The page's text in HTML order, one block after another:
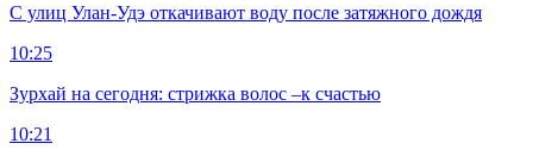
С улиц Улан-Удэ откачивают воду после затяжного дождя
10:25
Зурхай на сегодня: стрижка волос –к счастью
10:21